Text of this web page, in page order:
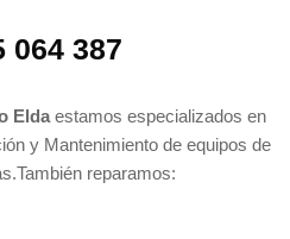
064 387
Elda estamos especializados en
y Mantenimiento de equipos de
reparamos: